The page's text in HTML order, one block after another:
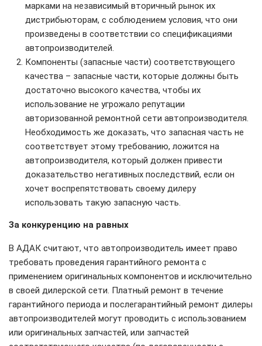
марками на независимый вторичный рынок их
дистрибьюторам, с соблюдением условия, что они
произведены в соответствии со спецификациями
автопроизводителей.
Компоненты (запасные части) соответствующего
качества – запасные части, которые должны быть
достаточно высокого качества, чтобы их
использование не угрожало репутации
авторизованной ремонтной сети автопроизводителя.
Необходимость же доказать, что запасная часть не
соответствует этому требованию, ложится на
автопроизводителя, который должен привести
доказательство негативных последствий, если он
хочет воспрепятствовать своему дилеру
использовать такую запасную часть.
За конкуренцию на равных
В АДАК считают, что автопроизводитель имеет право
требовать проведения гарантийного ремонта с
применением оригинальных компонентов и исключительно
в своей дилерской сети. Платный ремонт в течение
гарантийного периода и послегарантийный ремонт дилеры
автопроизводителей могут проводить с использованием
или оригинальных запчастей, или запчастей